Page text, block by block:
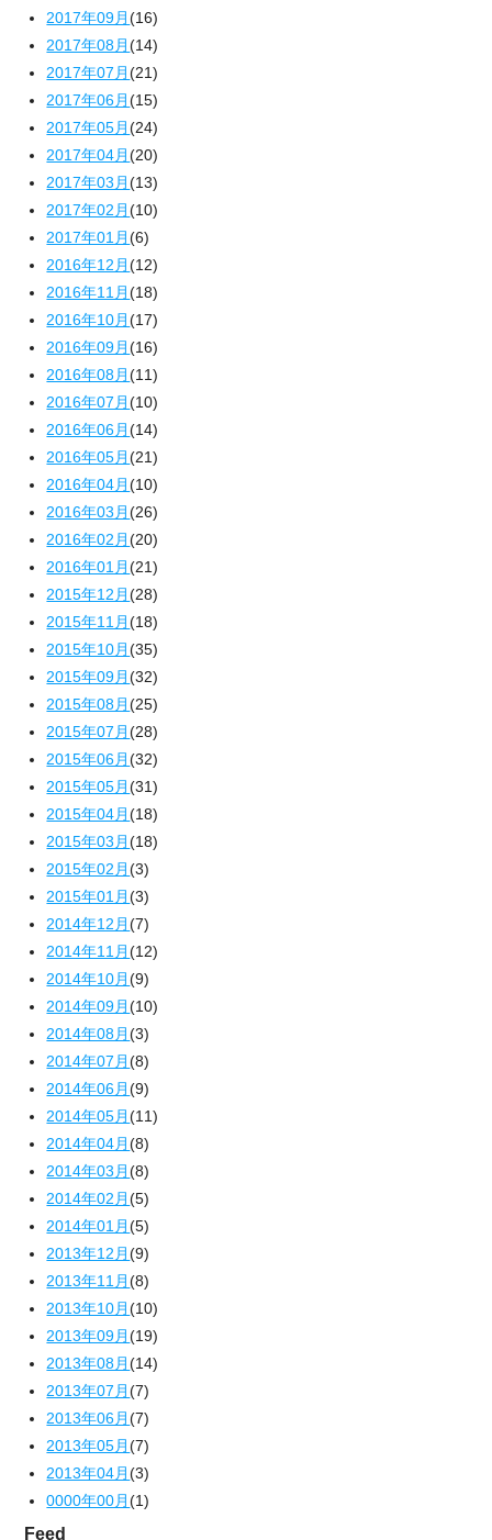
2017年09月(16)
2017年08月(14)
2017年07月(21)
2017年06月(15)
2017年05月(24)
2017年04月(20)
2017年03月(13)
2017年02月(10)
2017年01月(6)
2016年12月(12)
2016年11月(18)
2016年10月(17)
2016年09月(16)
2016年08月(11)
2016年07月(10)
2016年06月(14)
2016年05月(21)
2016年04月(10)
2016年03月(26)
2016年02月(20)
2016年01月(21)
2015年12月(28)
2015年11月(18)
2015年10月(35)
2015年09月(32)
2015年08月(25)
2015年07月(28)
2015年06月(32)
2015年05月(31)
2015年04月(18)
2015年03月(18)
2015年02月(3)
2015年01月(3)
2014年12月(7)
2014年11月(12)
2014年10月(9)
2014年09月(10)
2014年08月(3)
2014年07月(8)
2014年06月(9)
2014年05月(11)
2014年04月(8)
2014年03月(8)
2014年02月(5)
2014年01月(5)
2013年12月(9)
2013年11月(8)
2013年10月(10)
2013年09月(19)
2013年08月(14)
2013年07月(7)
2013年06月(7)
2013年05月(7)
2013年04月(3)
0000年00月(1)
Feed